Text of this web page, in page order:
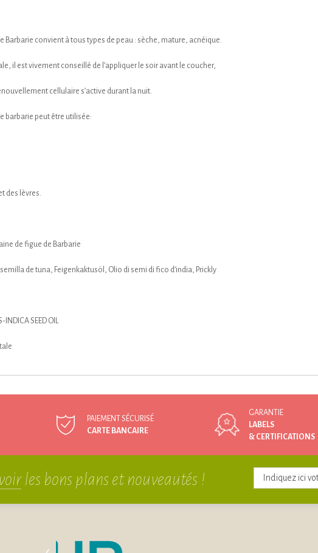
Barbarie convient à tous types de peau : sèche, mature, acnéique.
il est vivement conseillé de l’appliquer le soir avant le coucher,
cellulaire s’active durant la nuit.
barbarie peut être utilisée:
des lèvres.
de figue de Barbarie
de tuna, Feigenkaktusöl, Olio di semi di fico d’india, Prickly
SEED OIL
PAIEMENT SÉCURISÉ
CARTE BANCAIRE
GARANTIE
LABELS
& CERTIFICATIONS
les bons plans et nouveautés !